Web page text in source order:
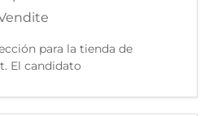
para la tienda de
El candidato
al Director de
Gestión de personal: